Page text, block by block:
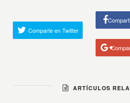
Comparte en Twitter
ARTÍCULOS